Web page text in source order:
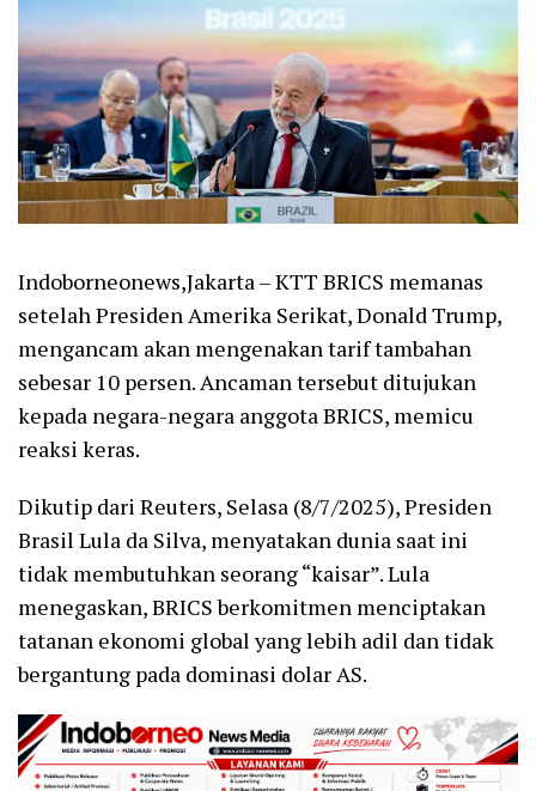
Indoborneonews,Jakarta – KTT BRICS memanas
setelah Presiden Amerika Serikat, Donald Trump,
mengancam akan mengenakan tarif tambahan
sebesar 10 persen. Ancaman tersebut ditujukan
kepada negara-negara anggota BRICS, memicu
reaksi keras.
Dikutip dari Reuters, Selasa (8/7/2025), Presiden
Brasil Lula da Silva, menyatakan dunia saat ini
tidak membutuhkan seorang “kaisar”. Lula
menegaskan, BRICS berkomitmen menciptakan
tatanan ekonomi global yang lebih adil dan tidak
bergantung pada dominasi dolar AS.